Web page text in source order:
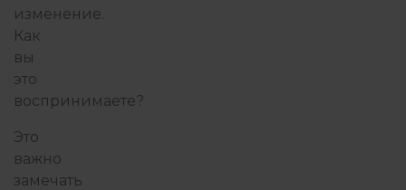
изменение.
Как
вы
это
воспринимаете?
Это
важно
замечать